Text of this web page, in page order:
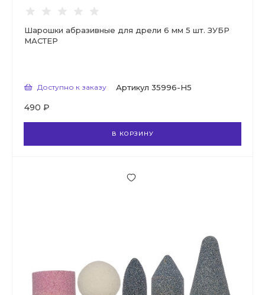
Шарошки абразивные для дрели 6 мм 5 шт. ЗУБР
МАСТЕР
Доступно к заказу Артикул 35996-H5
490 ₽
В КОРЗИНУ